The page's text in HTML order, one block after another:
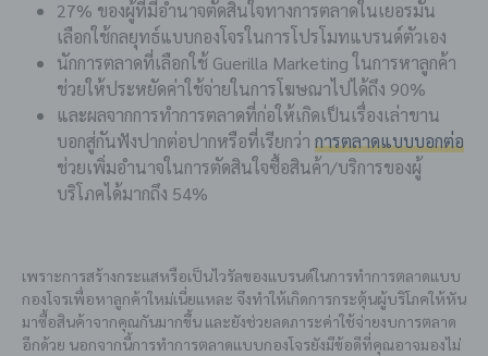
27% ของผู้ที่มีอำนาจตัดสินใจทางการตลาดในเยอรมัน
เลือกใช้กลยุทธ์แบบกองโจรในการโปรโมทแบรนด์ตัวเอง
นักการตลาดที่เลือกใช้ Guerilla Marketing ในการหาลูกค้า
ช่วยให้ประหยัดค่าใช้จ่ายในการโฆษณาไปได้ถึง 90%
และผลจากการทำการตลาดที่ก่อให้เกิดเป็นเรื่องเล่าขาน
บอกสู่กันฟังปากต่อปากหรือที่เรียกว่า การตลาดแบบบอกต่อ
ช่วยเพิ่มอำนาจในการตัดสินใจซื้อสินค้า/บริการของผู้
บริโภคได้มากถึง 54%
เพราะการสร้างกระแสหรือเป็นไวรัลของแบรนด์ในการทำการตลาดแบบ
กองโจรเพื่อหาลูกค้าใหม่เนี่ยแหละ จึงทำให้เกิดการกระตุ้นผู้บริโภคให้หัน
มาซื้อสินค้าจากคุณกันมากขึ้น และยังช่วยลดภาระค่าใช้จ่ายงบการตลาด
อีกด้วย นอกจากนี้การทำการตลาดแบบกองโจรยังมีข้อดีที่คุณอาจมองไม่